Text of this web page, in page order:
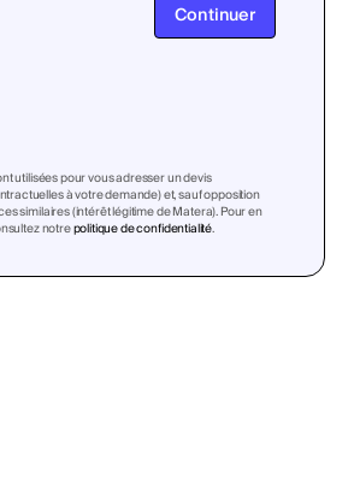
Continuer
utilisées pour vous adresser un devis
à votre demande) et, sauf opposition
similaires (intérêt légitime de Matera). Pour en
notrepolitique de confidentialité.